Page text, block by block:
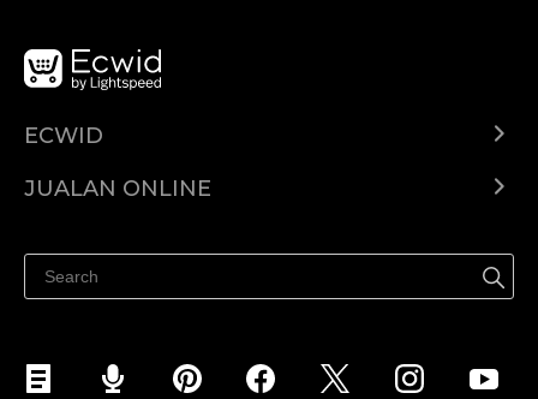
ECWID
Pusat Bantuan
JUALAN ONLINE
Jualan di Facebook